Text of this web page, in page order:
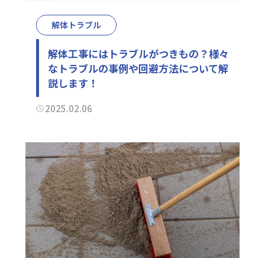
解体トラブル
解体工事にはトラブルがつきもの？様々
なトラブルの事例や回避方法について解
説します！
2025.02.06